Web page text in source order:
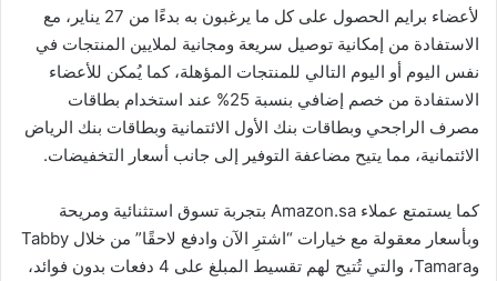
لأعضاء برايم الحصول على كل ما يرغبون به بدءًا من 27 يناير، مع
الاستفادة من إمكانية توصيل سريعة ومجانية لملايين المنتجات في
نفس اليوم أو اليوم التالي للمنتجات المؤهلة، كما يُمكن للأعضاء
الاستفادة من خصم إضافي بنسبة 25% عند استخدام بطاقات
مصرف الراجحي وبطاقات بنك الأول الائتمانية وبطاقات بنك الرياض
الائتمانية، مما يتيح مضاعفة التوفير إلى جانب أسعار التخفيضات.
كما يستمتع عملاء Amazon.sa بتجربة تسوق استثنائية ومريحة
وبأسعار معقولة مع خيارات “اشترِ الآن وادفع لاحقًا” من خلال Tabby
وTamara، والتي تُتيح لهم تقسيط المبلغ على 4 دفعات بدون فوائد،